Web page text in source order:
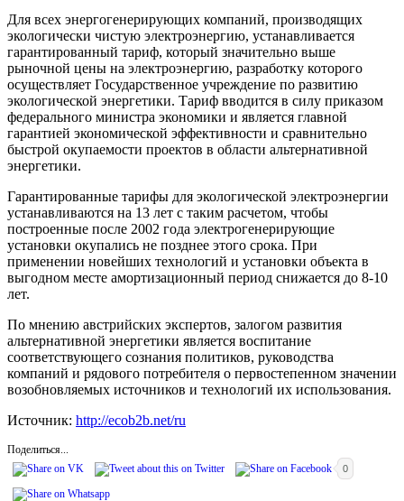
Для всех энергогенерирующих компаний, производящих
экологически чистую электроэнергию, устанавливается
гарантированный тариф, который значительно выше
рыночной цены на электроэнергию, разработку которого
осуществляет Государственное учреждение по развитию
экологической энергетики. Тариф вводится в силу приказом
федерального министра экономики и является главной
гарантией экономической эффективности и сравнительно
быстрой окупаемости проектов в области альтернативной
энергетики.
Гарантированные тарифы для экологической электроэнергии
устанавливаются на 13 лет с таким расчетом, чтобы
построенные после 2002 года электрогенерирующие
установки окупались не позднее этого срока. При
применении новейших технологий и установки объекта в
выгодном месте амортизационный период снижается до 8-10
лет.
По мнению австрийских экспертов, залогом развития
альтернативной энергетики является воспитание
соответствующего сознания политиков, руководства
компаний и рядового потребителя о первостепенном значении
возобновляемых источников и технологий их использования.
Источник: http://ecob2b.net/ru
Поделиться...
0